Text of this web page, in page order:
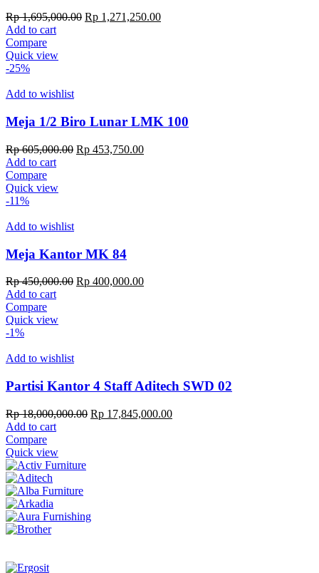
Rp1,695,000.00 Original
Rp 1,271,250.00Current
Add to cart
Compare
Quick view
-25%
Add to wishlist
Meja 1/2 Biro Lunar LMK 100
Rp605,000.00 Original
Rp 453,750.00Current
Add to cart
Compare
Quick view
-11%
Add to wishlist
Meja Kantor MK 84
Rp450,000.00 Original
Rp 400,000.00Current
Add to cart
Compare
Quick view
-1%
Add to wishlist
Partisi Kantor 4 Staff Aditech SWD 02
Rp18,000,000.00 Original
Rp 17,845,000.00Current
Add to cart
Compare
Quick view